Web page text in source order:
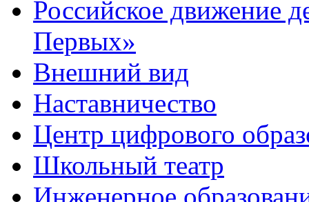
Российское движение
Первых»
Внешний вид
Наставничество
Центр цифрового
Школьный театр
Инженерное